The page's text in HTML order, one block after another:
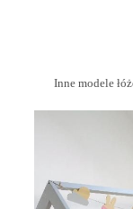
Inne modele